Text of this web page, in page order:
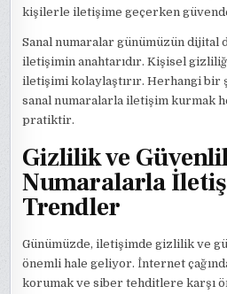
kişilerle iletişime geçerken
Sanal numaralar günümüzün dijital
iletişimin anahtarıdır. Kişisel
iletişimi kolaylaştırır. Herhangi bir
sanal numaralarla iletişim kurmak
pratiktir.
Gizlilik ve
Numaralarla
Trendler
Günümüzde, iletişimde gizlilik ve
önemli hale geliyor. İnternet
korumak ve siber tehditlere karşı